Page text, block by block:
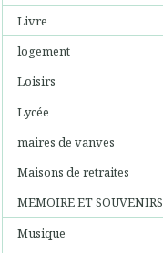
Livre
logement
Loisirs
Lycée
maires de vanves
Maisons de retraites
MEMOIRE ET SOUVENIRS
Musique